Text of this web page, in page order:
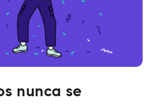
nunca se